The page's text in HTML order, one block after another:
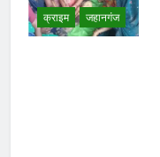
क्राइम जहानगंज